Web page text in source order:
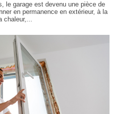
le garage est devenu une pièce de
en permanence en extérieur, à la
chaleur,...